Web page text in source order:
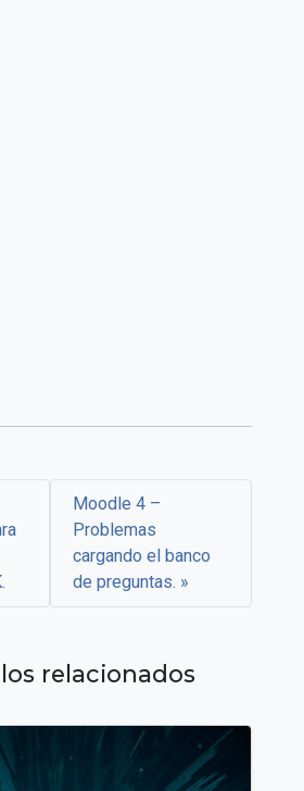
Moodle 4 –
Problemas
cargando el banco
de preguntas.
relacionados